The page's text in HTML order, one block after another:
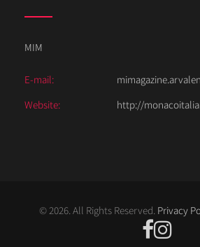
MIM
E-mail:
Website:
http://
© 2026. All Rights Reserved. Privacy